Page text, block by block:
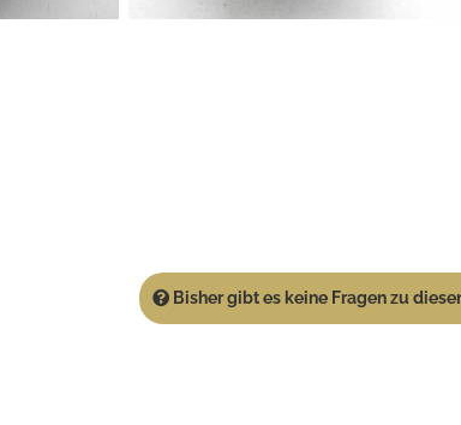
Bisher gibt es keine Fragen zu